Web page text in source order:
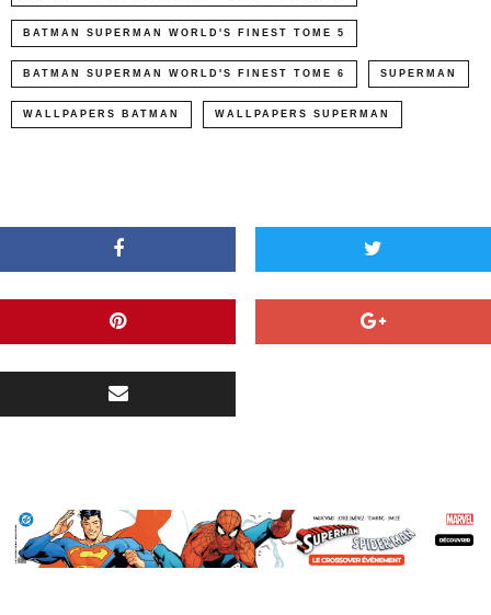
BATMAN SUPERMAN WORLD'S FINEST TOME 5
BATMAN SUPERMAN WORLD'S FINEST TOME 6 SUPERMAN
WALLPAPERS BATMAN WALLPAPERS SUPERMAN